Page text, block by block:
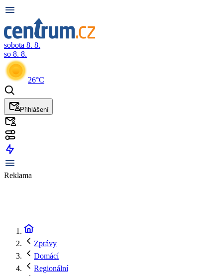
sobota 8. 8.
so 8. 8.
26°C
Přihlášení
Reklama
Zprávy
Domácí
Regionální